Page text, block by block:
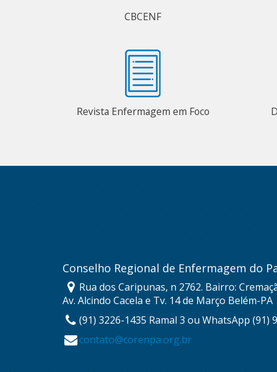
CBCENF
Revista Enfermagem em Foco
Conselho Regional de Enfermagem do
Rua dos Caripunas, n 2762. Bairro:
Av. Alcindo Cacela e Tv. 14 de Março Belém-PA
(91) 3226-1435 Ramal 3 ou WhatsApp (91)
contato@corenpa.org.br